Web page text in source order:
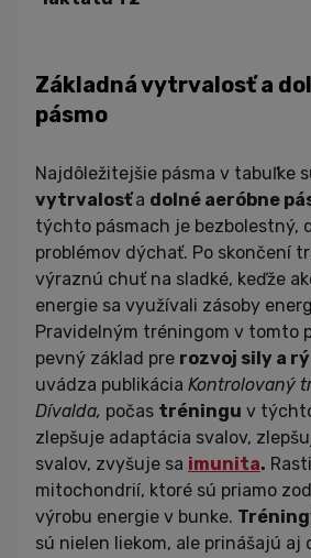
Základná vytrvalosť a
pásmo
Najdôležitejšie pásma v tabuľke
vytrvalosťa dolné aeróbne
týchto pásmach je bezbolestný,
problémov dýchať. Po skončení
výraznú chuť na sladké, keďže
energie sa využívali zásoby
Pravidelným tréningom v tomto
pevný základ pre rozvoj sily a
uvádza publikácia Kontrolovaný
Dívalda, počas tréningu v
zlepšuje adaptácia svalov,
svalov, zvyšuje sa imunita.
mitochondrií, ktoré sú priamo
výrobu energie v bunke.
sú nielen liekom, ale prinášajú aj